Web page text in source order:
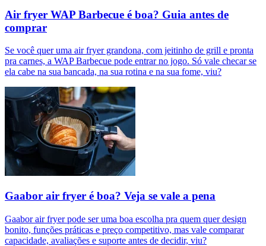
Air fryer WAP Barbecue é boa? Guia antes de
comprar
Se você quer uma air fryer grandona, com jeitinho de grill e pronta
pra carnes, a WAP Barbecue pode entrar no jogo. Só vale checar se
ela cabe na sua bancada, na sua rotina e na sua fome, viu?
Gaabor air fryer é boa? Veja se vale a pena
Gaabor air fryer pode ser uma boa escolha pra quem quer design
bonito, funções práticas e preço competitivo, mas vale comparar
capacidade, avaliações e suporte antes de decidir, viu?